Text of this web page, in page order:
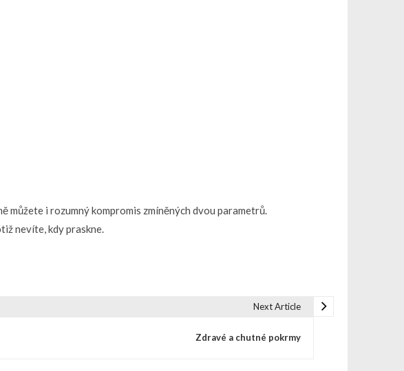
i rozumný kompromis zmíněných dvou parametrů.
nevíte, kdy praskne.
Next Article
Zdravé a chutné pokrmy